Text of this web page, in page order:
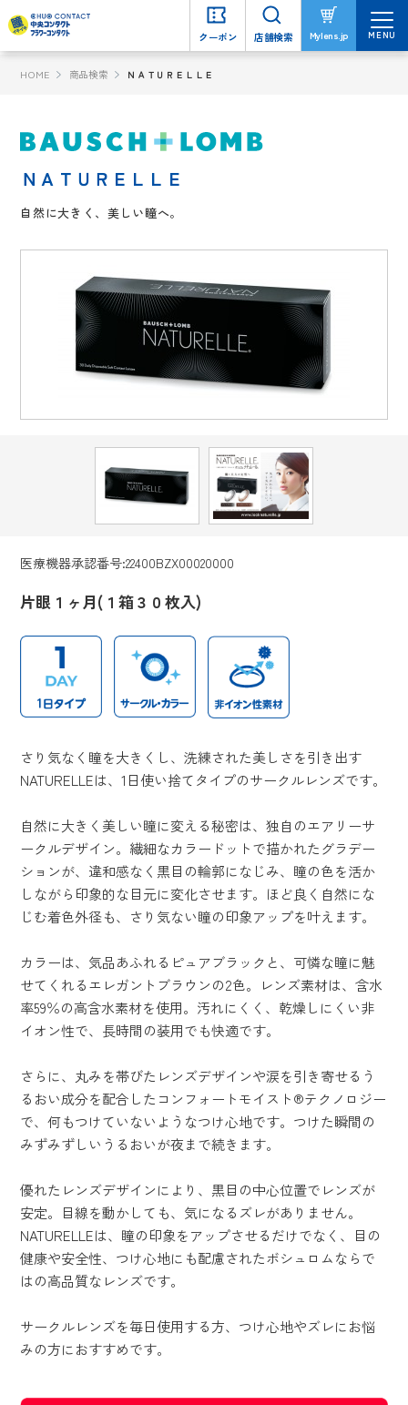
クーポン 店舗検索 Mylens.jp MENU
HOME 商品検索 ＮＡＴＵＲＥＬＬＥ
ＮＡＴＵＲＥＬＬＥ
自然に大きく、美しい瞳へ。
医療機器承認番号:22400BZX00020000
片眼１ヶ月(１箱３０枚入)
さり気なく瞳を大きくし、洗練された美しさを引き出す
NATURELLEは、1日使い捨てタイプのサークルレンズです。
自然に大きく美しい瞳に変える秘密は、独自のエアリーサ
ークルデザイン。繊細なカラードットで描かれたグラデー
ションが、違和感なく黒目の輪郭になじみ、瞳の色を活か
しながら印象的な目元に変化させます。ほど良く自然にな
じむ着色外径も、さり気ない瞳の印象アップを叶えます。
カラーは、気品あふれるピュアブラックと、可憐な瞳に魅
せてくれるエレガントブラウンの2色。レンズ素材は、含水
率59％の高含水素材を使用。汚れにくく、乾燥しにくい非
イオン性で、長時間の装用でも快適です。
さらに、丸みを帯びたレンズデザインや涙を引き寄せるう
るおい成分を配合したコンフォートモイスト®テクノロジー
で、何もつけていないようなつけ心地です。つけた瞬間の
みずみずしいうるおいが夜まで続きます。
優れたレンズデザインにより、黒目の中心位置でレンズが
安定。目線を動かしても、気になるズレがありません。
NATURELLEは、瞳の印象をアップさせるだけでなく、目の
健康や安全性、つけ心地にも配慮されたボシュロムならで
はの高品質なレンズです。
サークルレンズを毎日使用する方、つけ心地やズレにお悩
みの方におすすめです。
クーポン 店舗検索 Mylens.jp MENU